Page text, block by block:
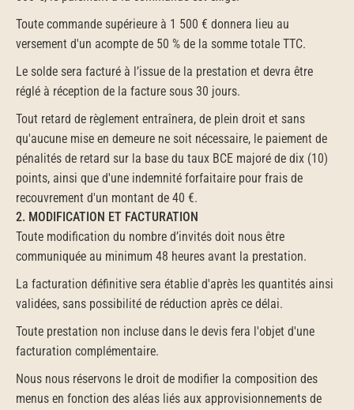
Toute commande supérieure à 1 500 € donnera lieu au
versement d'un acompte de 50 % de la somme totale TTC.
Le solde sera facturé à l’issue de la prestation et devra être
réglé à réception de la facture sous 30 jours.
Tout retard de règlement entraînera, de plein droit et sans
qu'aucune mise en demeure ne soit nécessaire, le paiement de
pénalités de retard sur la base du taux BCE majoré de dix (10)
points, ainsi que d'une indemnité forfaitaire pour frais de
recouvrement d'un montant de 40 €.
2. MODIFICATION ET FACTURATION
Toute modification du nombre d’invités doit nous être
communiquée au minimum 48 heures avant la prestation.
La facturation définitive sera établie d'après les quantités ainsi
validées, sans possibilité de réduction après ce délai.
Toute prestation non incluse dans le devis fera l'objet d'une
facturation complémentaire.
Nous nous réservons le droit de modifier la composition des
menus en fonction des aléas liés aux approvisionnements de